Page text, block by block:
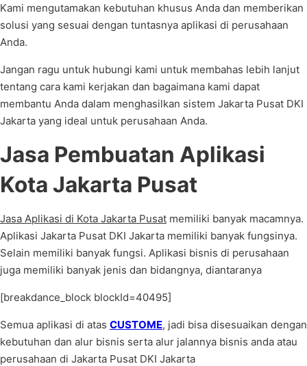
Kami mengutamakan kebutuhan khusus Anda dan memberikan
solusi yang sesuai dengan tuntasnya aplikasi di perusahaan
Anda.
Jangan ragu untuk hubungi kami untuk membahas lebih lanjut
tentang cara kami kerjakan dan bagaimana kami dapat
membantu Anda dalam menghasilkan sistem Jakarta Pusat DKI
Jakarta yang ideal untuk perusahaan Anda.
Jasa Pembuatan Aplikasi
Kota Jakarta Pusat
Jasa Aplikasi di Kota Jakarta Pusat memiliki banyak macamnya.
Aplikasi Jakarta Pusat DKI Jakarta memiliki banyak fungsinya.
Selain memiliki banyak fungsi. Aplikasi bisnis di perusahaan
juga memiliki banyak jenis dan bidangnya, diantaranya
[breakdance_block blockId=40495]
Semua aplikasi di atas CUSTOME, jadi bisa disesuaikan dengan
kebutuhan dan alur bisnis serta alur jalannya bisnis anda atau
perusahaan di Jakarta Pusat DKI Jakarta